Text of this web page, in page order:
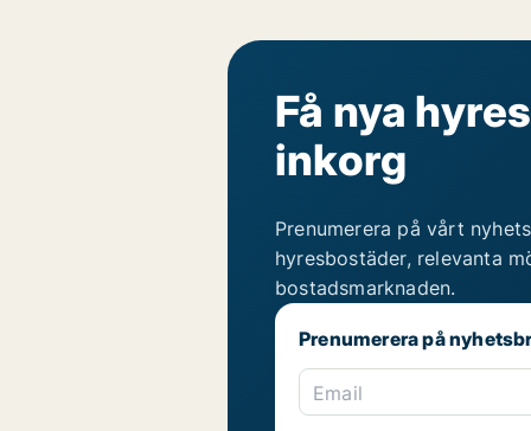
Få nya
inkorg
Prenumerera på vårt
hyresbostäder, relevanta
bostadsmarknaden.
Prenumerera på
Email